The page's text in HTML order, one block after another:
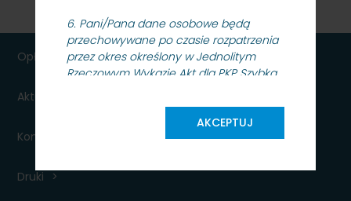
6. Pani/Pana dane osobowe będą
przechowywane po czasie rozpatrzenia
przez okres określony w Jednolitym
Rzeczowym Wykazie Akt dla PKP Szybka
uzgodnionym w porozumieniu z
Dyrektorem Archiwum Państwowego w
7. Posiada Pani/Pan prawo dostępu do
AKCEPTUJ
Opłaty
Aktualności dla podróżnych
Kontakt
Druki